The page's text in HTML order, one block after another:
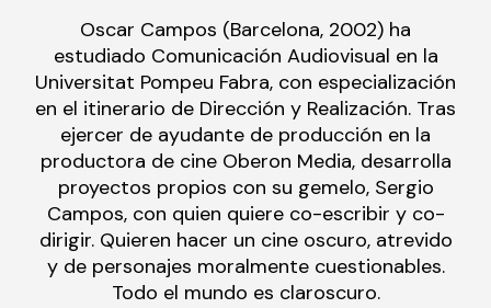
Oscar Campos (Barcelona, 2002) ha
estudiado Comunicación Audiovisual en la
Universitat Pompeu Fabra, con especialización
en el itinerario de Dirección y Realización. Tras
ejercer de ayudante de producción en la
productora de cine Oberon Media, desarrolla
proyectos propios con su gemelo, Sergio
Campos, con quien quiere co-escribir y co-
dirigir. Quieren hacer un cine oscuro, atrevido
y de personajes moralmente cuestionables.
Todo el mundo es claroscuro.